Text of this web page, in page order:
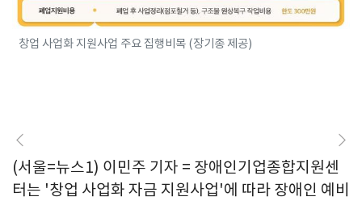
창업 사업화 지원사업 주요 집행비목 (장기종 제공)
(서울=뉴스1) 이민주 기자 = 장애인기업종합지원센
터는 '창업 사업화 자금 지원사업'에 따라 장애인 예비